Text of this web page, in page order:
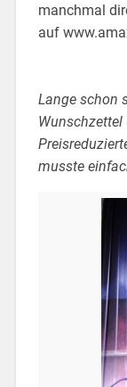
manchmal
auf
Lange schon
musste